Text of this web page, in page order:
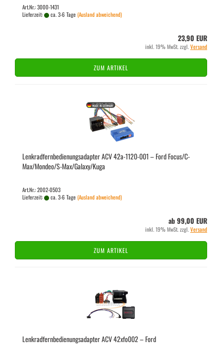
Art.Nr.: 3000-1431
Lieferzeit:
ca. 3-6 Tage(Ausland abweichend)
23,90 EUR
inkl. 19% MwSt. zzgl.Versand
ZUM ARTIKEL
Lenk­rad­fern­be­die­nungs­ad­ap­ter ACV 42a-​1120-​001 – Ford Focus/C-
Max/Mon­deo/S-Max/Ga­la­xy/Kuga
Art.Nr.: 2002-0503
Lieferzeit:
ca. 3-6 Tage(Ausland abweichend)
ab 99,00 EUR
inkl. 19% MwSt. zzgl.Versand
ZUM ARTIKEL
Lenk­rad­fern­be­die­nungs­ad­ap­ter ACV 42xfo002 – Ford